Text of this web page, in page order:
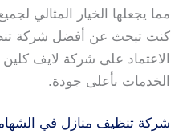
مما يجعلها الخيار المثالي
كنت تبحث عن أفضل شركة
الاعتماد على شركة لايف
الخدمات بأعلى جودة.
شركة تنظيف منازل في